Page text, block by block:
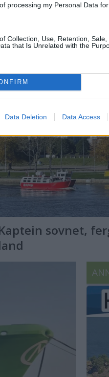
processing my Personal Data
Collection, Use, Retention,
that Is Unrelated with the
Data Deletion Data Access
Båter i
i år. Blant
Fenix 66BR og
–
sovnet,